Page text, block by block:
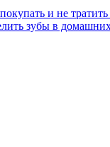
и не
зубы в